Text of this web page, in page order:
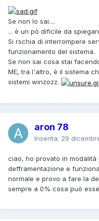
Se non lo sai....
... è un pò dificile da
Si rschia di interrompere
funzionamento del sistema.
Se non sai cosa stai
ME, tra l'altro, è il sistema
sistemi winzozz.
aron 78
Inserita: 29
ciao, ho provato in
defframentazione e
normale e provo a fare la
sempre a 0% cosa può